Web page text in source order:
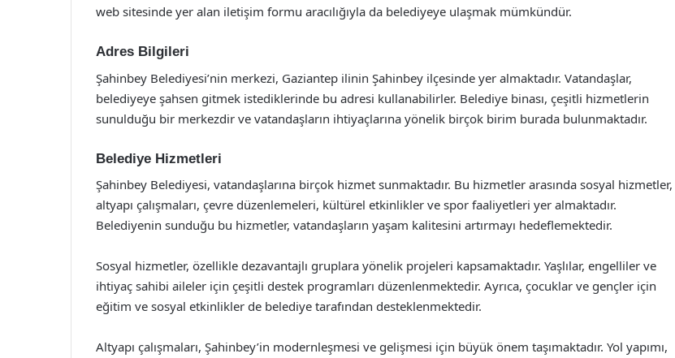
web sitesinde yer alan iletişim formu aracılığıyla da belediyeye ulaşmak mümkündür.
Adres Bilgileri
Şahinbey Belediyesi’nin merkezi, Gaziantep ilinin Şahinbey ilçesinde yer almaktadır. Vatandaşlar,
belediyeye şahsen gitmek istediklerinde bu adresi kullanabilirler. Belediye binası, çeşitli hizmetlerin
sunulduğu bir merkezdir ve vatandaşların ihtiyaçlarına yönelik birçok birim burada bulunmaktadır.
Belediye Hizmetleri
Şahinbey Belediyesi, vatandaşlarına birçok hizmet sunmaktadır. Bu hizmetler arasında sosyal hizmetler,
altyapı çalışmaları, çevre düzenlemeleri, kültürel etkinlikler ve spor faaliyetleri yer almaktadır.
Belediyenin sunduğu bu hizmetler, vatandaşların yaşam kalitesini artırmayı hedeflemektedir.
Sosyal hizmetler, özellikle dezavantajlı gruplara yönelik projeleri kapsamaktadır. Yaşlılar, engelliler ve
ihtiyaç sahibi aileler için çeşitli destek programları düzenlenmektedir. Ayrıca, çocuklar ve gençler için
eğitim ve sosyal etkinlikler de belediye tarafından desteklenmektedir.
Altyapı çalışmaları, Şahinbey’in modernleşmesi ve gelişmesi için büyük önem taşımaktadır. Yol yapımı,